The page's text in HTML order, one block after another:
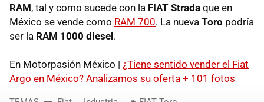
RAM, tal y como sucede con la FIAT Strada que en
México se vende como RAM 700. La nueva Toro podría
ser la RAM 1000 diesel.
En Motorpasión México | ¿Tiene sentido vender el Fiat
Argo en México? Analizamos su oferta + 101 fotos